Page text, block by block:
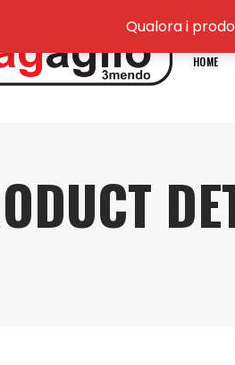
HOME
Qualora i